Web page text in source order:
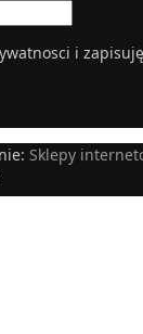
i
Sklepy